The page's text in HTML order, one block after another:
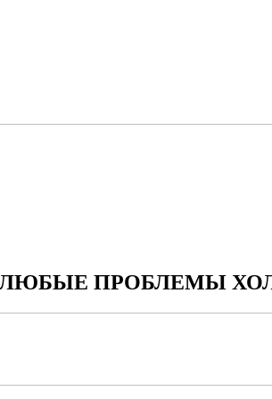
ПРОБЛЕМЫ